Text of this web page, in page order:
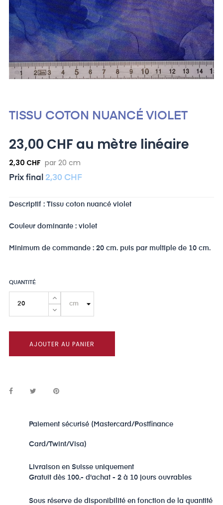
TISSU COTON NUANCÉ VIOLET
23,00 CHF au mètre linéaire
2,30 CHF par 20 cm
Prix ​​final 2,30 CHF
Descriptif : Tissu coton nuancé violet
Couleur dominante : violet
Minimum de commande : 20 cm. puis par multiple de 10 cm.
QUANTITÉ
AJOUTER AU PANIER
Paiement sécurisé (Mastercard/Postfinance
Card/Twint/Visa)
Livraison en Suisse uniquement
Gratuit dès 100.- d'achat - 2 à 10 jours ouvrables
Sous réserve de disponibilité en fonction de la quantité